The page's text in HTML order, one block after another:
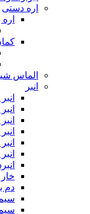
اره دستی
الماس
انبر
دم